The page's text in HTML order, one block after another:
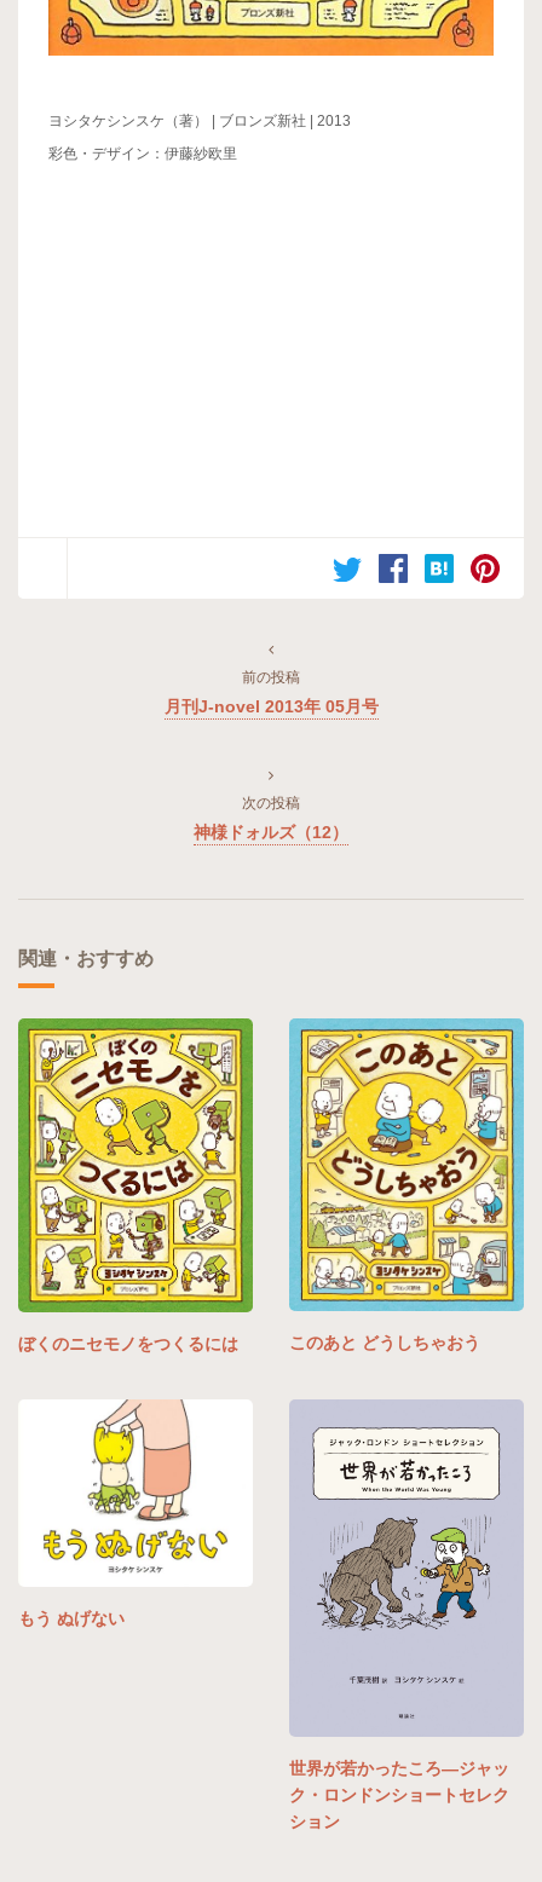
ヨシタケシンスケ（著） | ブロンズ新社 | 2013
彩色・デザイン：伊藤紗欧里
前の投稿
月刊J-novel 2013年 05月号
次の投稿
神様ドォルズ（12）
関連・おすすめ
ぼくのニセモノをつくるには このあと どうしちゃおう
もう ぬげない
世界が若かったころ―ジャッ
ク・ロンドンショートセレク
ション